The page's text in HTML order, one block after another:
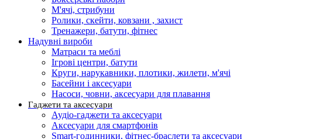
М'ячі, стрибуни
Ролики, скейти, ковзани , захист
Тренажери, батути, фітнес
Надувні вироби
Матраси та меблі
Ігрові центри, батути
Круги, нарукавники, плотики, жилети, м'ячі
Басейни і аксесуари
Насоси, човни, аксесуари для плавання
Гаджети та аксесуари
Аудіо-гаджети та аксесуари
Аксесуари для смартфонів
Smart-годинники, фітнес-браслети та аксесуари